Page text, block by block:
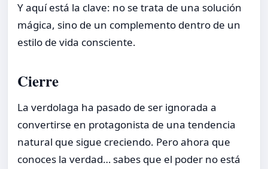
Y aquí está la clave: no se trata de una solución
mágica, sino de un complemento dentro de un
estilo de vida consciente.
Cierre
La verdolaga ha pasado de ser ignorada a
convertirse en protagonista de una tendencia
natural que sigue creciendo. Pero ahora que
conoces la verdad… sabes que el poder no está